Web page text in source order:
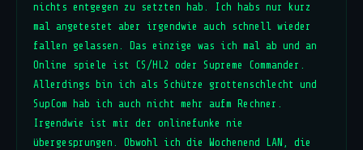
nichts entgegen zu setzten hab. Ich habs nur kurz
mal angetestet aber irgendwie auch schnell wieder
fallen gelassen. Das einzige was ich mal ab und an
Online spiele ist CS/HL2 oder Supreme Commander.
Allerdings bin ich als Schütze grottenschlecht und
SupCom hab ich auch nicht mehr aufm Rechner.
Irgendwie ist mir der onlinefunke nie
übergesprungen. Obwohl ich die Wochenend LAN, die